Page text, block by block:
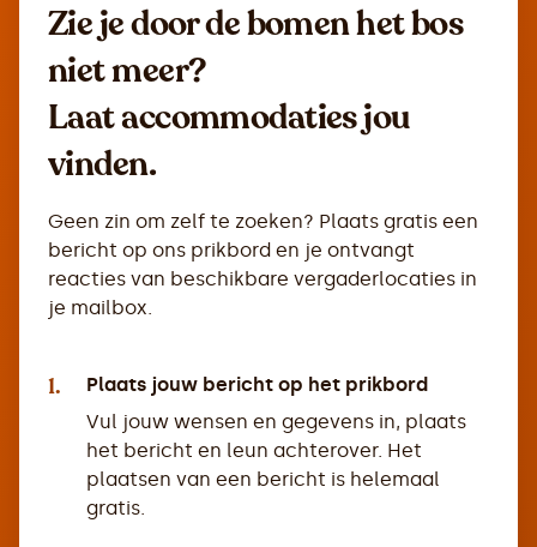
Zie je door de bomen het bos
niet meer?
Laat accommodaties jou
vinden.
Geen zin om zelf te zoeken? Plaats gratis een
bericht op ons prikbord en je ontvangt
reacties van beschikbare vergaderlocaties in
je mailbox.
1.
Plaats jouw bericht op het prikbord
Vul jouw wensen en gegevens in, plaats
het bericht en leun achterover. Het
plaatsen van een bericht is helemaal
gratis.